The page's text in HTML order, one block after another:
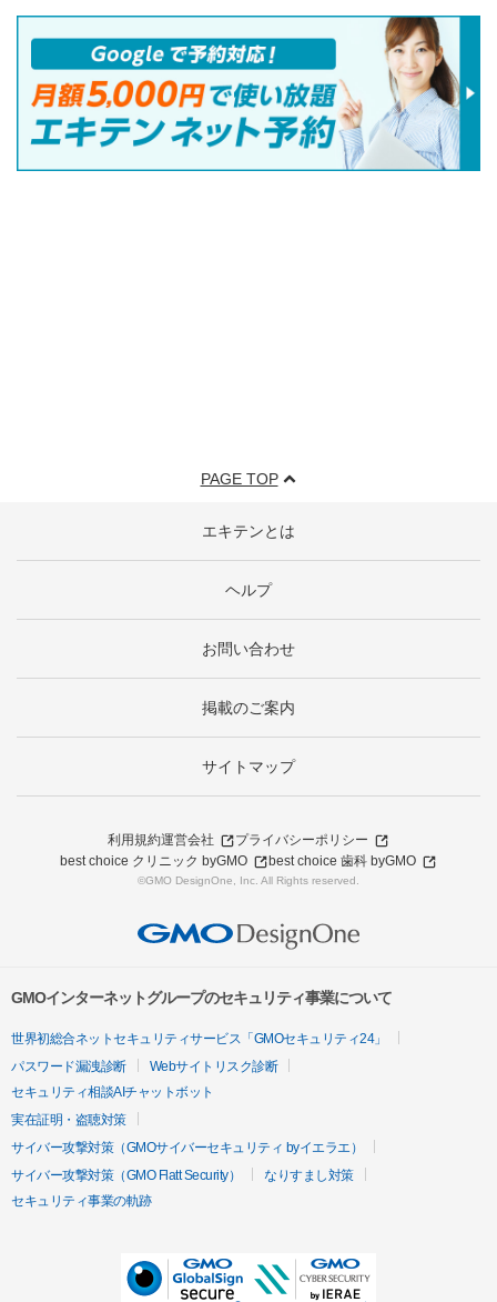
PAGE TOP
エキテンとは
ヘルプ
お問い合わせ
掲載のご案内
サイトマップ
利用規約運営会社
プライバシーポリシー
best choice クリニック byGMO
best choice 歯科 byGMO
©GMO DesignOne, Inc. All Rights reserved.
GMOインターネットグループのセキュリティ事業について
世界初総合ネットセキュリティサービス「GMOセキュリティ24」
パスワード漏洩診断
Webサイトリスク診断
セキュリティ相談AIチャットボット
実在証明・盗聴対策
サイバー攻撃対策（GMOサイバーセキュリティ byイエラエ）
サイバー攻撃対策（GMO Flatt Security）
なりすまし対策
セキュリティ事業の軌跡